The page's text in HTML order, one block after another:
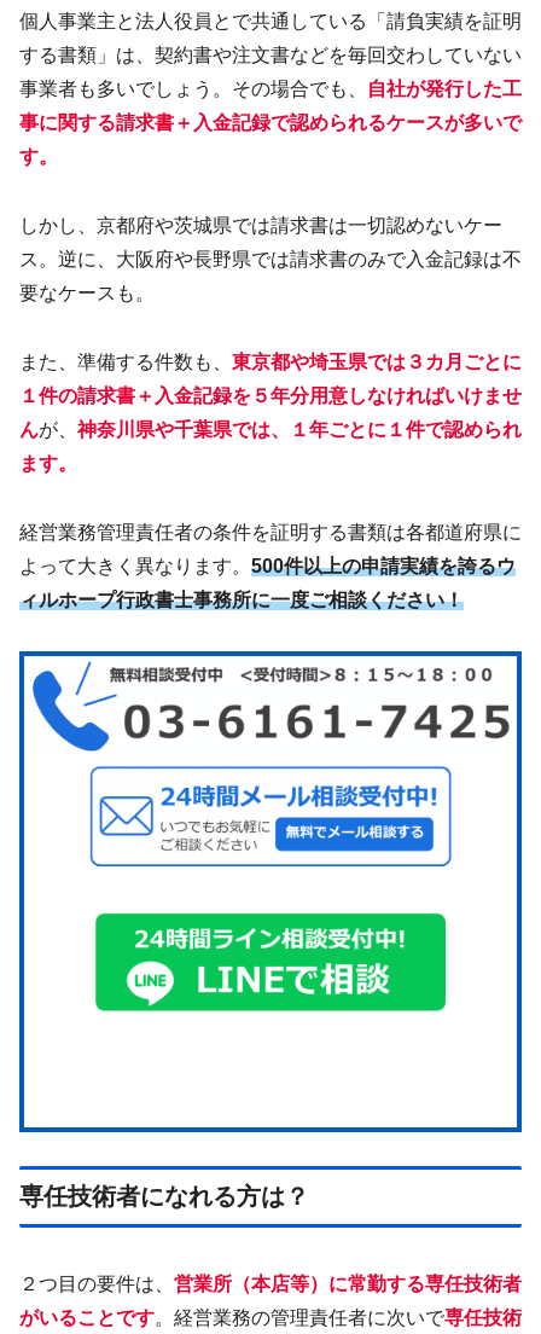
個人事業主と法人役員とで共通している「請負実績を証明
する書類」は、契約書や注文書などを毎回交わしていない
事業者も多いでしょう。その場合でも、
自社が発行した工
事に関する請求書＋入金記録で認められるケースが多いで
す。
しかし、京都府や茨城県では請求書は一切認めないケー
ス。逆に、大阪府や長野県では請求書のみで入金記録は不
要なケースも。
また、準備する件数も、 東京都や埼玉県では３カ月ごとに
１件の請求書＋入金記録を５年分用意しなければいけませ
んが、神奈川県や千葉県では、１年ごとに１件で認められ
ます。
経営業務管理責任者の条件を証明する書類は各都道府県に
よって大きく異なります。 500件以上の申請実績を誇るウ
ィルホープ行政書士事務所に一度ご相談ください！
専任技術者になれる方は？
２つ目の要件は、 営業所（本店等）に常勤する専任技術者
がいることです。経営業務の管理責任者に次いで専任技術